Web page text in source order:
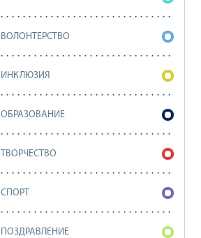
ВОЛОНТЕРСТВО
ИНКЛЮЗИЯ
ОБРАЗОВАНИЕ
ТВОРЧЕСТВО
СПОРТ
ПОЗДРАВЛЕНИЕ